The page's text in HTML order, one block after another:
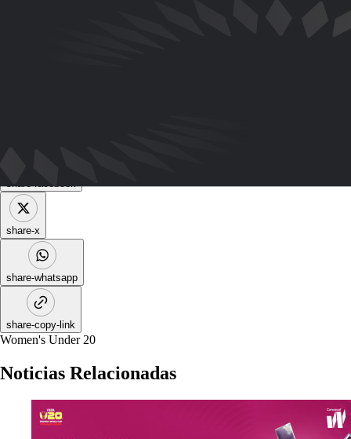
share-facebook
share-x
share-whatsapp
share-copy-link
Women's Under 20
Noticias Relacionadas